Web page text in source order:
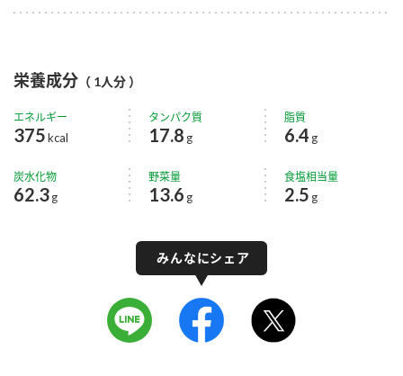
栄養成分 （ 1人分 ）
エネルギー
375kcal
タンパク質
17.8 g
脂質
6.4 g
炭水化物
62.3g
野菜量
13.6 g
食塩相当量
2.5 g